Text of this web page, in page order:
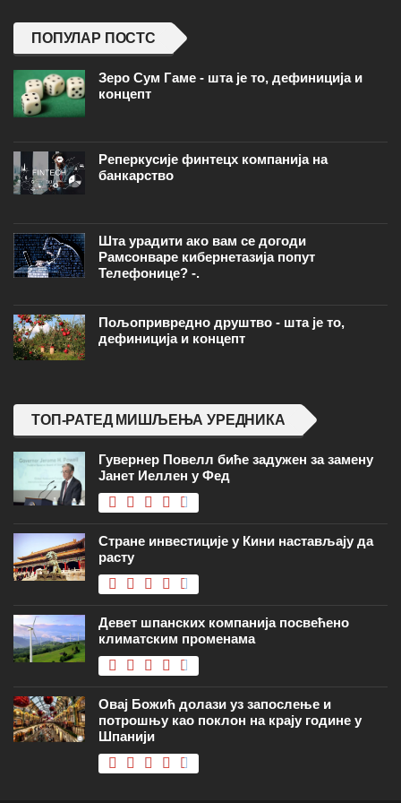
ПОПУЛАР ПОСТС
Зеро Сум Гаме - шта је то, дефиниција и
концепт
Реперкусије финтецх компанија на
банкарство
Шта урадити ако вам се догоди
Рамсонваре кибернетазија попут
Телефонице? -.
Пољопривредно друштво - шта је то,
дефиниција и концепт
ТОП-РАТЕД МИШЉЕЊА УРЕДНИКА
Гувернер Повелл биће задужен за замену
Јанет Иеллен у Фед
Стране инвестиције у Кини настављају да
расту
Девет шпанских компанија посвећено
климатским променама
Овај Божић долази уз запослење и
потрошњу као поклон на крају године у
Шпанији